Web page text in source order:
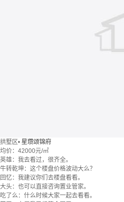
拱墅区• 星瓒颂锦府
均价： 42000元/㎡
英雄：我去看过，很齐全。
牛转乾坤：这个楼盘价格波动大么？
回忆：我建议你们去楼盘看看。
大头：也可以直接咨询置业管家。
吃了么：什么时候大家一起去看看。